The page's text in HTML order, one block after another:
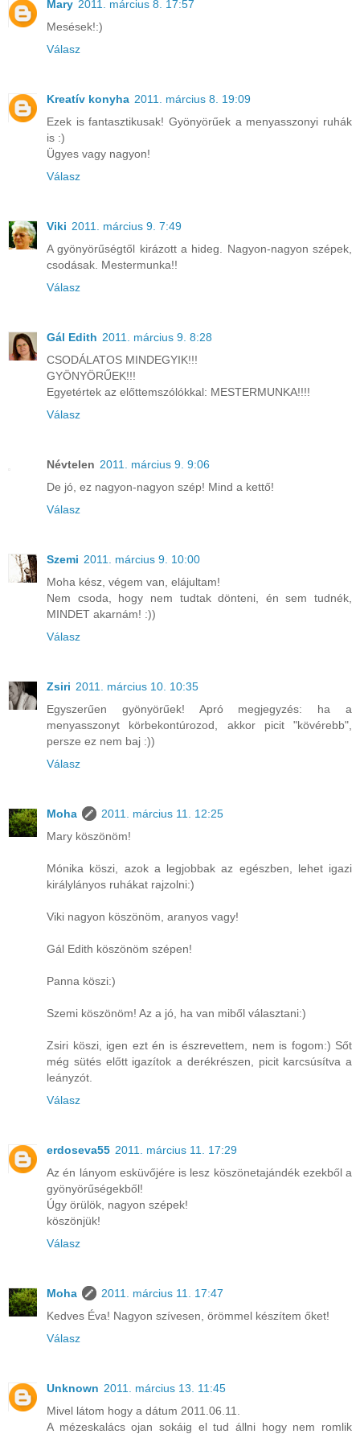
Mary 2011. március 8. 17:57
Mesések!:)
Válasz
Kreatív konyha 2011. március 8. 19:09
Ezek is fantasztikusak! Gyönyörűek a menyasszonyi ruhák
is :)
Ügyes vagy nagyon!
Válasz
Viki 2011. március 9. 7:49
A gyönyörűségtől kirázott a hideg. Nagyon-nagyon szépek,
csodásak. Mestermunka!!
Válasz
Gál Edith 2011. március 9. 8:28
CSODÁLATOS MINDEGYIK!!!
GYÖNYÖRŰEK!!!
Egyetértek az előttemszólókkal: MESTERMUNKA!!!!
Válasz
Névtelen 2011. március 9. 9:06
De jó, ez nagyon-nagyon szép! Mind a kettő!
Válasz
Szemi 2011. március 9. 10:00
Moha kész, végem van, elájultam!
Nem csoda, hogy nem tudtak dönteni, én sem tudnék,
MINDET akarnám! :))
Válasz
Zsiri 2011. március 10. 10:35
Egyszerűen gyönyörűek! Apró megjegyzés: ha a
menyasszonyt körbekontúrozod, akkor picit "kövérebb",
persze ez nem baj :))
Válasz
Moha
2011. március 11. 12:25
Mary köszönöm!
Mónika köszi, azok a legjobbak az egészben, lehet igazi
királylányos ruhákat rajzolni:)
Viki nagyon köszönöm, aranyos vagy!
Gál Edith köszönöm szépen!
Panna köszi:)
Szemi köszönöm! Az a jó, ha van miből választani:)
Zsiri köszi, igen ezt én is észrevettem, nem is fogom:) Sőt
még sütés előtt igazítok a derékrészen, picit karcsúsítva a
leányzót.
Válasz
erdoseva55 2011. március 11. 17:29
Az én lányom esküvőjére is lesz köszönetajándék ezekből a
gyönyörűségekből!
Úgy örülök, nagyon szépek!
köszönjük!
Válasz
Moha
2011. március 11. 17:47
Kedves Éva! Nagyon szívesen, örömmel készítem őket!
Válasz
Unknown 2011. március 13. 11:45
Mivel látom hogy a dátum 2011.06.11.
A mézeskalács ojan sokáig el tud állni hogy nem romlik